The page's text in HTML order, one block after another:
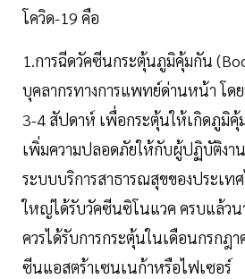
โควิด-19 คือ
1.การฉีดวัคซีนกระตุ้นภูมิคุ้มกัน
บุคลากรทางการแพทย์ด่านหน้า โด
3-4 สัปดาห์ เพื่อกระตุ้นให้เกิดภูมิคุ้
เพิ่มความปลอดภัยให้กับผู้ปฏิบัติงา
ระบบบริการสาธารณสุขของประเท
ใหญ่ได้รับวัคซีนซิโนแวค ครบแล้วน
ควรได้รับการกระตุ้นในเดือนกรกฎ
ซีนแอสตร้าเซนเนก้าหรือไฟเซอร์